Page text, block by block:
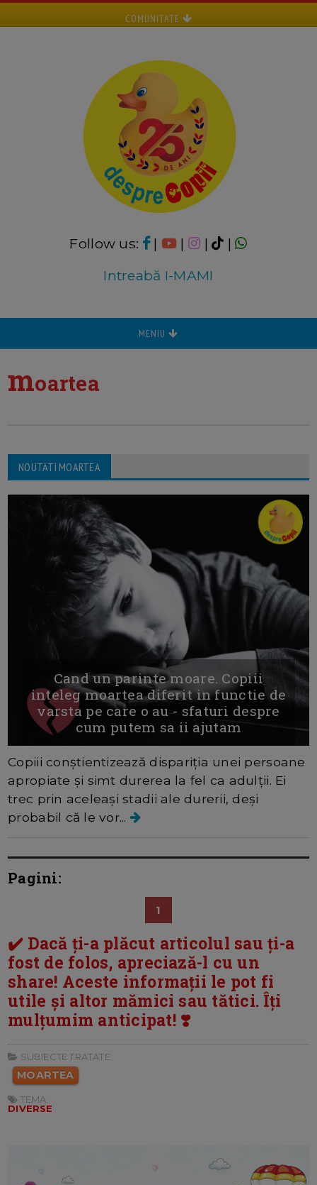
COMUNITATE
Follow us: | | |
|
Intreabă I-MAMI
MENIU
moartea
NOUTATI MOARTEA
Cand un parinte moare. Copiii
inteleg moartea diferit in functie de
varsta pe care o au - sfaturi despre
cum putem sa ii ajutam
Copiii conștientizează dispariția unei persoane
apropiate și simt durerea la fel ca adulții. Ei
trec prin aceleași stadii ale durerii, deși
probabil că le vor...
Pagini:
1
✔️ Dacă ți-a plăcut articolul sau ți-a
fost de folos, apreciază-l cu un
share! Aceste informații le pot fi
utile și altor mămici sau tătici. Îți
mulțumim anticipat! ❣️
SUBIECTE TRATATE:
MOARTEA
TEMA:
DIVERSE